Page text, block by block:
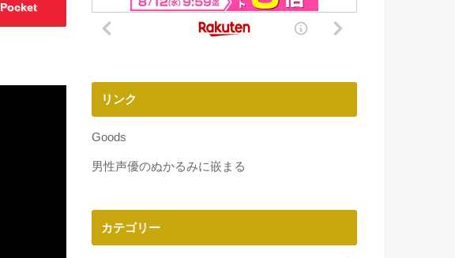
Pocket
リンク
Goods
男性声優のぬかるみに嵌まる
カテゴリー